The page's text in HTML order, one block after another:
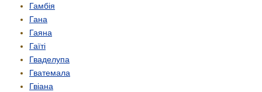
Гамбія
Гана
Гаяна
Гаїті
Гваделупа
Гватемала
Гвіана